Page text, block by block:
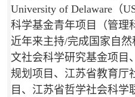
University of Delaware（
科学基金青年项目（管理
近年来主持/完成国家自
文社会科学研究基金项目
规划项目、江苏省教育厅
目、江苏省哲学社会科学